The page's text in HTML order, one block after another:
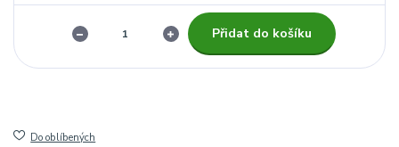
Přidat do košíku
Do oblíbených